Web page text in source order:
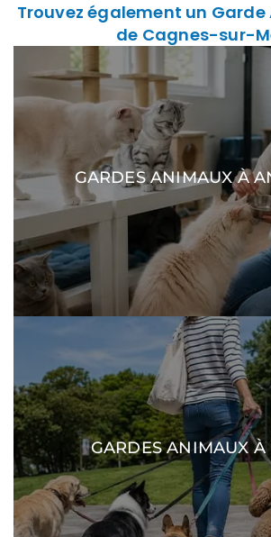
Trouvez également un
de Cagnes-sur-
GARDES ANIMAUX À
DÉCOUVRIR
GARDES ANIMAUX À
DÉCOUVRIR